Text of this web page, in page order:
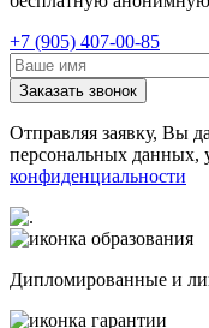
+7 (905) 407-00-85
Заказать звонок
Отправляя заявку, Вы
персональных данных,
конфиденциальности
Дипломированные и